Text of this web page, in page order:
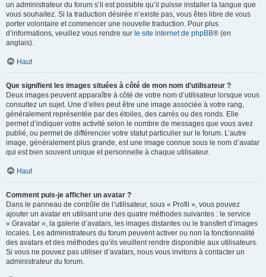
un administrateur du forum s’il est possible qu’il puisse installer la langue que
vous souhaitez. Si la traduction désirée n’existe pas, vous êtes libre de vous
porter volontaire et commencer une nouvelle traduction. Pour plus
d’informations, veuillez vous rendre sur le site internet de phpBB® (en
anglais).
Haut
Que signifient les images situées à côté de mon nom d’utilisateur ?
Deux images peuvent apparaître à côté de votre nom d’utilisateur lorsque vous
consultez un sujet. Une d’elles peut être une image associée à votre rang,
généralement représentée par des étoiles, des carrés ou des ronds. Elle
permet d’indiquer votre activité selon le nombre de messages que vous avez
publié, ou permet de différencier votre statut particulier sur le forum. L’autre
image, généralement plus grande, est une image connue sous le nom d’avatar
qui est bien souvent unique et personnelle à chaque utilisateur.
Haut
Comment puis-je afficher un avatar ?
Dans le panneau de contrôle de l’utilisateur, sous « Profil », vous pouvez
ajouter un avatar en utilisant une des quatre méthodes suivantes : le service
« Gravatar », la galerie d’avatars, les images distantes ou le transfert d’images
locales. Les administrateurs du forum peuvent activer ou non la fonctionnalité
des avatars et des méthodes qu’ils veuillent rendre disponible aux utilisateurs.
Si vous ne pouvez pas utiliser d’avatars, nous vous invitons à contacter un
administrateur du forum.